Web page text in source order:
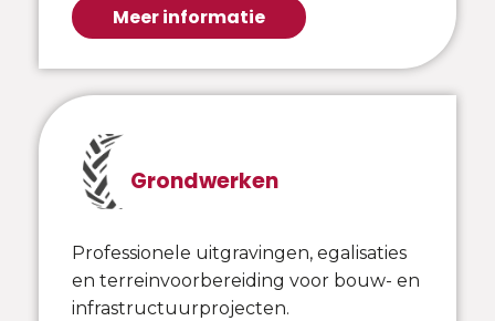
Meer informatie
Grondwerken
Professionele uitgravingen, egalisaties
en terreinvoorbereiding voor bouw- en
infrastructuurprojecten.